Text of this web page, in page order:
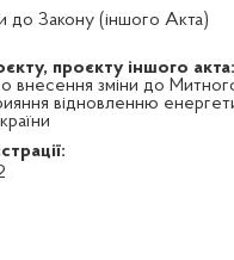
до Закону (іншого Акта)
проєкту іншого акта:
внесення зміни до
відновленню